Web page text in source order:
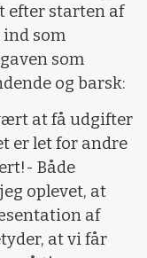
efter starten af
som
som
og barsk:
at få udgifter
er let for andre
- Både
oplevet, at
af
at vi får